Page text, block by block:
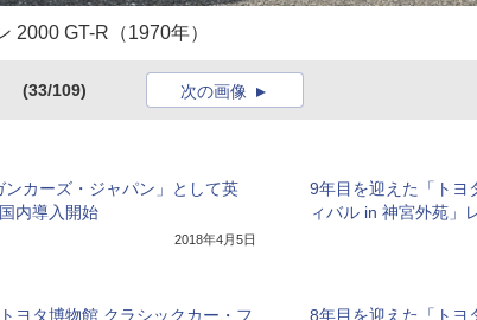
2000 GT-R（1970年）
(33/109) 次の画像
カーズ・ジャパン」として英
内導入開始
2018年4月5日
9年目を迎えた「トヨ
ィバル in 神宮外苑」
ヨタ博物館 クラシックカー・フ 8年目を迎えた「トヨ